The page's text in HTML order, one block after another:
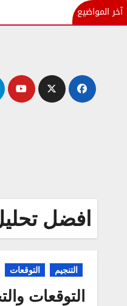
آخر المواضيع
افضل
التنجيم التوقعات
التوقعات